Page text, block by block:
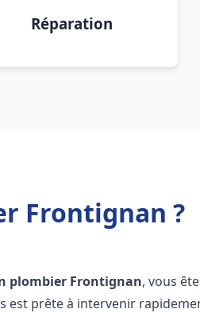
Réparation
Frontignan ?
plombier Frontignan, vous
est prête à intervenir